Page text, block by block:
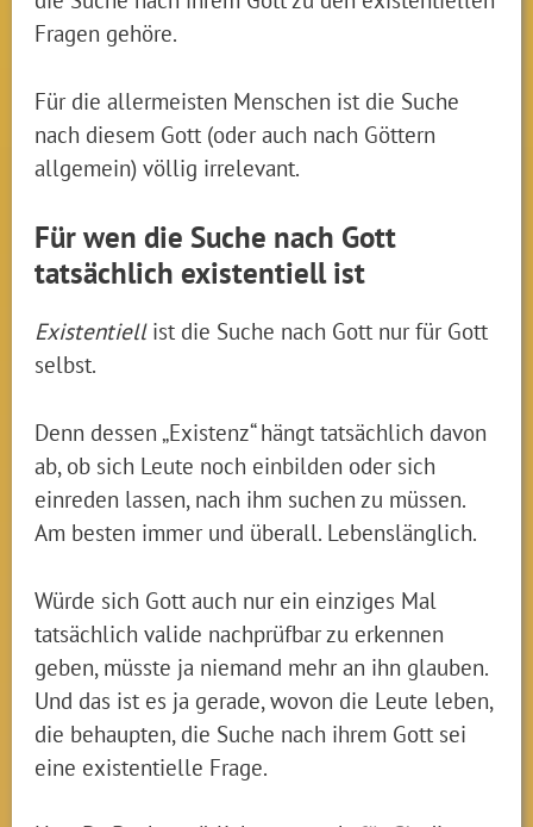
Fragen gehöre.
Für die allermeisten Menschen ist die Suche
nach diesem Gott (oder auch nach Göttern
allgemein) völlig irrelevant.
Für wen die Suche nach Gott
tatsächlich existentiell ist
Existentiell ist die Suche nach Gott nur für Gott
selbst.
Denn dessen „Existenz“ hängt tatsächlich davon
ab, ob sich Leute noch einbilden oder sich
einreden lassen, nach ihm suchen zu müssen.
Am besten immer und überall. Lebenslänglich.
Würde sich Gott auch nur ein einziges Mal
tatsächlich valide nachprüfbar zu erkennen
geben, müsste ja niemand mehr an ihn glauben.
Und das ist es ja gerade, wovon die Leute leben,
die behaupten, die Suche nach ihrem Gott sei
eine existentielle Frage.